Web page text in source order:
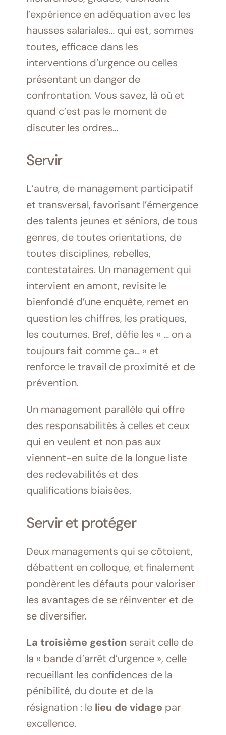
l’expérience en adéquation avec les
hausses salariales… qui est, sommes
toutes, efficace dans les
interventions d’urgence ou celles
présentant un danger de
confrontation. Vous savez, là où et
quand c’est pas le moment de
discuter les ordres…
Servir
L’autre, de management participatif
et transversal, favorisant l’émergence
des talents jeunes et séniors, de tous
genres, de toutes orientations, de
toutes disciplines, rebelles,
contestataires. Un management qui
intervient en amont, revisite le
bienfondé d’une enquête, remet en
question les chiffres, les pratiques,
les coutumes. Bref, défie les « … on a
toujours fait comme ça… » et
renforce le travail de proximité et de
prévention.
Un management parallèle qui offre
des responsabilités à celles et ceux
qui en veulent et non pas aux
viennent-en suite de la longue liste
des redevabilités et des
qualifications biaisées.
Servir et protéger
Deux managements qui se côtoient,
débattent en colloque, et finalement
pondèrent les défauts pour valoriser
les avantages de se réinventer et de
se diversifier.
La troisième gestion serait celle de
la « bande d’arrêt d’urgence », celle
recueillant les confidences de la
pénibilité, du doute et de la
résignation : le lieu de vidage par
excellence.